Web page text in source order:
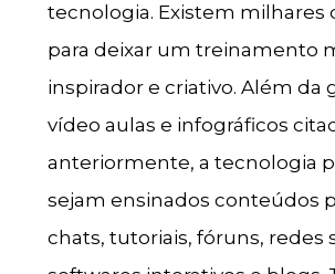
tecnologia. Existem milhares
para deixar um treinamento
inspirador e criativo. Além da
vídeo aulas e infográficos
anteriormente, a tecnologia
sejam ensinados conteúdos
chats, tutoriais, fóruns, redes